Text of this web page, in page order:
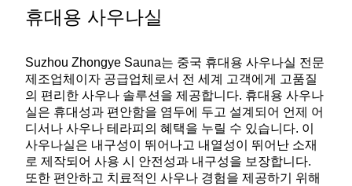
휴대용 사우나실
Suzhou Zhongye Sauna는 중국 휴대용 사우나실 전문
제조업체이자 공급업체로서 전 세계 고객에게 고품질
의 편리한 사우나 솔루션을 제공합니다. 휴대용 사우나
실은 휴대성과 편안함을 염두에 두고 설계되어 언제 어
디서나 사우나 테라피의 혜택을 누릴 수 있습니다. 이
사우나실은 내구성이 뛰어나고 내열성이 뛰어난 소재
로 제작되어 사용 시 안전성과 내구성을 보장합니다.
또한 편안하고 치료적인 사우나 경험을 제공하기 위해